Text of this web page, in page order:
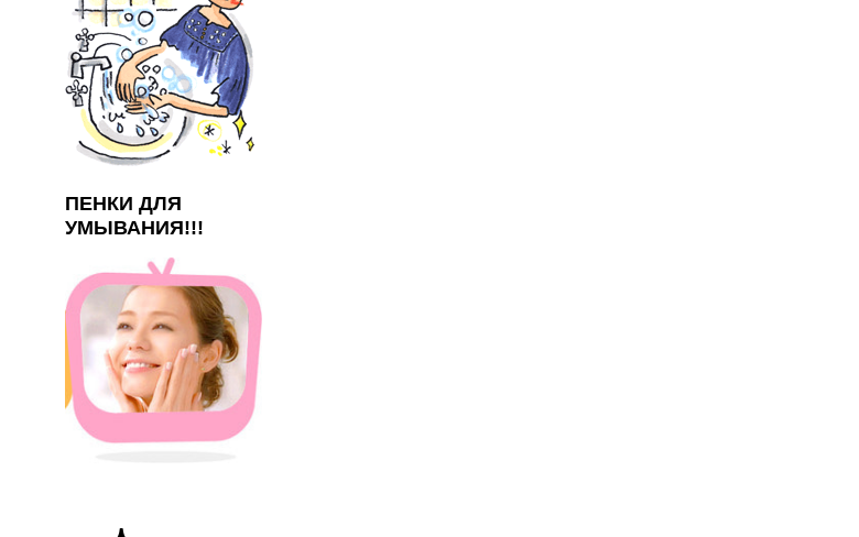
ПЕНКИ ДЛЯ
УМЫВАНИЯ!!!